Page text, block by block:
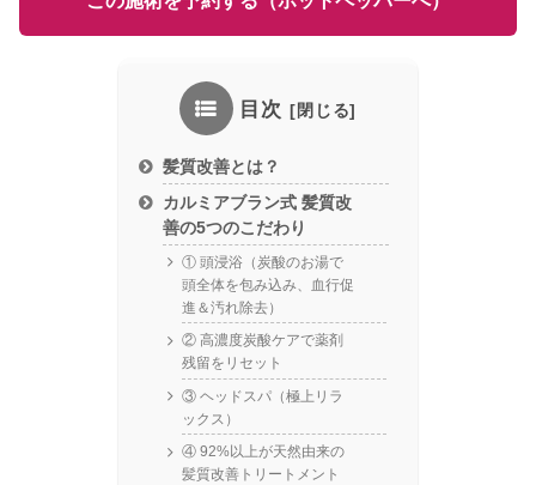
目次
髪質改善とは？
カルミアブラン式 髪質改
善の5つのこだわり
① 頭浸浴（炭酸のお湯で
頭全体を包み込み、血行促
進＆汚れ除去）
② 高濃度炭酸ケアで薬剤
残留をリセット
③ ヘッドスパ（極上リラ
ックス）
④ 92%以上が天然由来の
髪質改善トリートメント